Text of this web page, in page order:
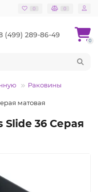
0 0
(499) 289-86-49
0
Раковины
матовая
36 Серая